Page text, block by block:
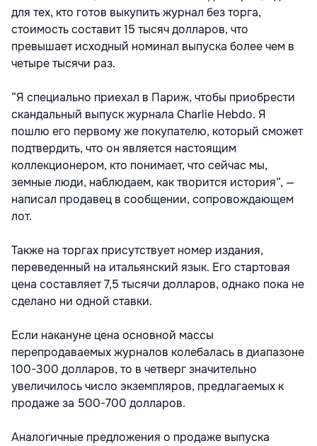
для тех, кто готов выкупить журнал без торга,
стоимость составит 15 тысяч долларов, что
превышает исходный номинал выпуска более чем в
четыре тысячи раз.
“Я специально приехал в Париж, чтобы приобрести
скандальный выпуск журнала Charlie Hebdo. Я
пошлю его первому же покупателю, который сможет
подтвердить, что он является настоящим
коллекционером, кто понимает, что сейчас мы,
земные люди, наблюдаем, как творится история”, —
написал продавец в сообщении, сопровождающем
лот.
Также на торгах присутствует номер издания,
переведенный на итальянский язык. Его стартовая
цена составляет 7,5 тысячи долларов, однако пока не
сделано ни одной ставки.
Если накануне цена основной массы
перепродаваемых журналов колебалась в диапазоне
100-300 долларов, то в четверг значительно
увеличилось число экземпляров, предлагаемых к
продаже за 500-700 долларов.
Аналогичные предложения о продаже выпуска